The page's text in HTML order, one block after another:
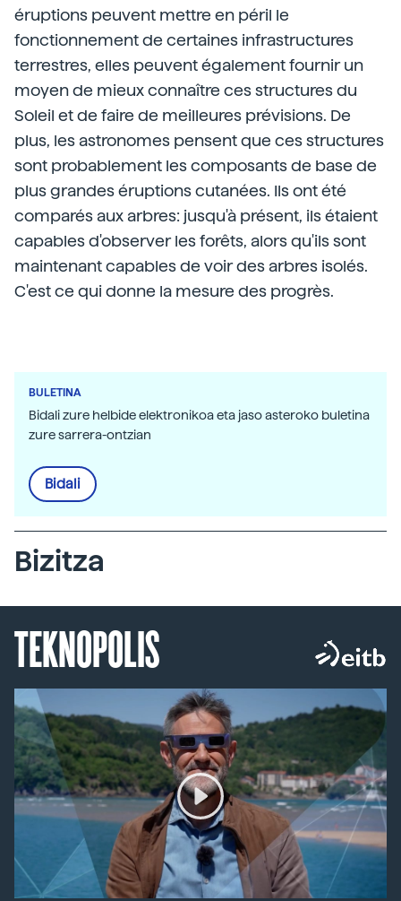
éruptions peuvent mettre en péril le
fonctionnement de certaines infrastructures
terrestres, elles peuvent également fournir un
moyen de mieux connaître ces structures du
Soleil et de faire de meilleures prévisions. De
plus, les astronomes pensent que ces structures
sont probablement les composants de base de
plus grandes éruptions cutanées. Ils ont été
comparés aux arbres: jusqu'à présent, ils étaient
capables d'observer les forêts, alors qu'ils sont
maintenant capables de voir des arbres isolés.
C'est ce qui donne la mesure des progrès.
BULETINA
Bidali zure helbide elektronikoa eta jaso asteroko buletina
zure sarrera-ontzian
Bidali
Bizitza
TEKNOPOLIS